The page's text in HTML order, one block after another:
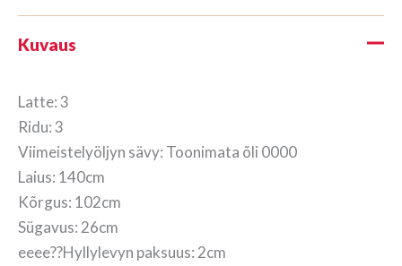
Kuvaus
Latte: 3
Ridu: 3
Viimeistelyöljyn sävy: Toonimata õli 0000
Laius: 140cm
Kõrgus: 102cm
Sügavus: 26cm
eeee??Hyllylevyn paksuus: 2cm